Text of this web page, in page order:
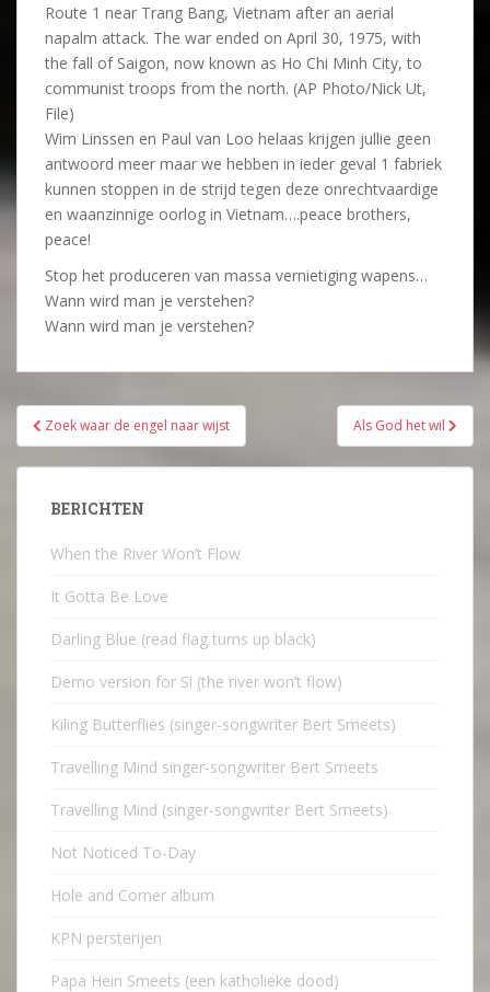
Route 1 near Trang Bang, Vietnam after an aerial
napalm attack. The war ended on April 30, 1975, with
the fall of Saigon, now known as Ho Chi Minh City, to
communist troops from the north. (AP Photo/Nick Ut,
File)
Wim Linssen en Paul van Loo helaas krijgen jullie geen
antwoord meer maar we hebben in ieder geval 1 fabriek
kunnen stoppen in de strijd tegen deze onrechtvaardige
en waanzinnige oorlog in Vietnam….peace brothers,
peace!
Stop het produceren van massa vernietiging wapens…
Wann wird man je verstehen?
Wann wird man je verstehen?
Bericht
navigatie
Zoek waar de engel naar wijst Als God het wil
BERICHTEN
When the River Won’t Flow
It Gotta Be Love
Darling Blue (read flag turns up black)
Demo version for Si (the river won’t flow)
Kiling Butterflies (singer-songwriter Bert Smeets)
Travelling Mind singer-songwriter Bert Smeets
Travelling Mind (singer-songwriter Bert Smeets)
Not Noticed To-Day
Hole and Corner album
KPN persterijen
Papa Hein Smeets (een katholieke dood)